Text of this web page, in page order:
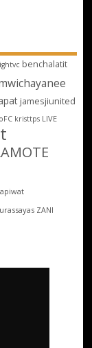
benchalatit
jamesjiunited
kristtps LIVE
urassayas ZANI